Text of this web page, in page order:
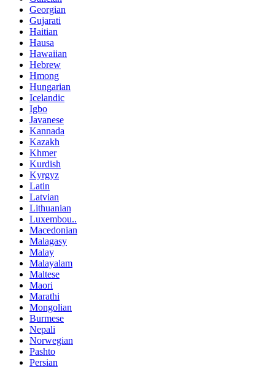
Georgian
Gujarati
Haitian
Hausa
Hawaiian
Hebrew
Hmong
Hungarian
Icelandic
Igbo
Javanese
Kannada
Kazakh
Khmer
Kurdish
Kyrgyz
Latin
Latvian
Lithuanian
Luxembou..
Macedonian
Malagasy
Malay
Malayalam
Maltese
Maori
Marathi
Mongolian
Burmese
Nepali
Norwegian
Pashto
Persian